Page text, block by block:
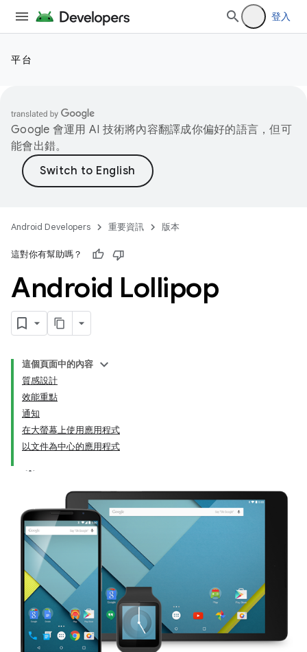
登入
平台
Google 會運用 AI 技術將內容翻譯成你偏好的語言，但可
能會出錯。
Android Developers 重要資訊 版本
這對你有幫助嗎？
Android Lollipop
這個頁面中的內容
質感設計
效能重點
通知
在大螢幕上使用應用程式
以文件為中心的應用程式